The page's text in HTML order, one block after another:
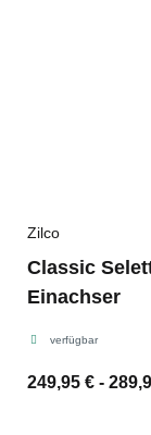
Zilco
Classic
Einachser
verfügbar
249,95 € -